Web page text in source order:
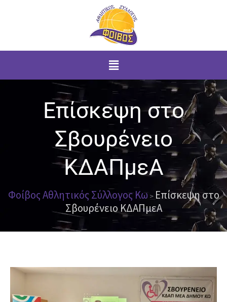
Menu
Επίσκεψη στο
Σβουρένειο
ΚΔΑΠμεΑ
Φοίβος Αθλητικός Σύλλογος Κω> Επίσκεψη στο
Σβουρένειο ΚΔΑΠμεΑ